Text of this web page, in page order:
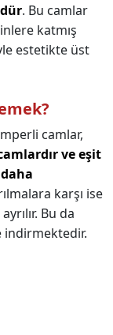
. Bu camlar
katmış
estetikte üst
camlar,
ve eşit
karşı ise
Bu da
indirmektedir.